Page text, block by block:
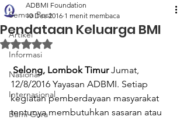
Semua Post
Artikel
Informasi
Nasional
Internasional
Bumi Gora
Pendataan Keluarga BMI
ADBMI Foundation
10 Des 2016 1 menit membaca
Dinilai NaN dari 5 bintang.
Selong, Lombok Timur Jumat,
12/8/2016 Yayasan ADBMI. Setiap
kegiatan pemberdayaan masyarakat
tentunya membutuhkan sasaran atau